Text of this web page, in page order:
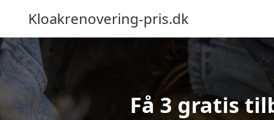
Kloakrenovering-pris.dk
Få 3 gratis